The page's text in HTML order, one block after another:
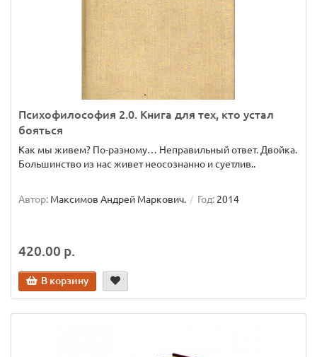
Психофилософия 2.0. Книга для тех, кто устал
бояться
Как мы живем? По-разному… Неправильный ответ. Двойка.
Большинство из нас живет неосознанно и суетлив..
Автор: Максимов Андрей Маркович. Год: 2014
420.00 р.
В корзину